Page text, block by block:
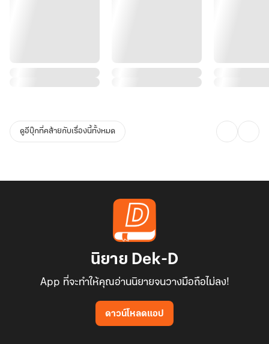
“เพราะข้ามีสตรีที่ข้ารักแล้วน่ะสิ อีกอย่างข้าไม่ต้องการมีเมียหน้าเหมือน
ดูอีบุ๊กที่คล้ายกับเรื่องนี้ทั้งหมด
นิยาย Dek-D
App ที่จะทำให้คุณอ่านนิยายจนวางมือถือไม่ลง!
ดาวน์โหลดแอป